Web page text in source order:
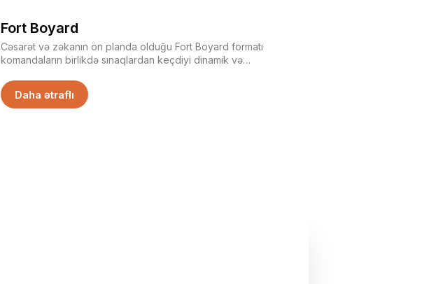
Fort Boyard
Cəsarət və zəkanın ön planda olduğu Fort Boyard formatı
komandaların birlikdə sınaqlardan keçdiyi dinamik və
yetirir, məntiq, çeviklik və strateji düşüncə bacarıqlarını
nümayiş etdirərək açarlar uğrunda mübarizə aparırlar. Bu,
Daha ətraflı